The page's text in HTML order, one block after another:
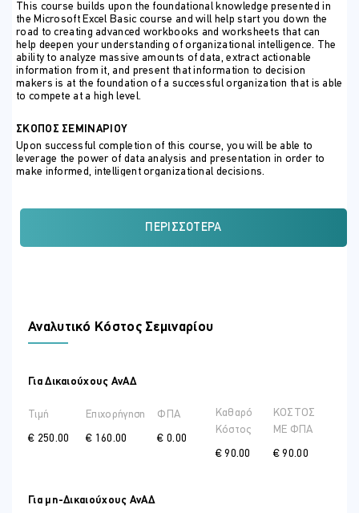
This course builds upon the foundational knowledge presented in
the Microsoft Excel Basic course and will help start you down the
road to creating advanced workbooks and worksheets that can
help deepen your understanding of organizational intelligence. The
ability to analyze massive amounts of data, extract actionable
information from it, and present that information to decision
makers is at the foundation of a successful organization that is able
to compete at a high level.
ΣΚΟΠΟΣ ΣΕΜΙΝΑΡΙΟΥ
Upon successful completion of this course, you will be able to
leverage the power of data analysis and presentation in order to
make informed, intelligent organizational decisions.
Work with lists
ΣΕ ΠΟΙΟΥΣ ΑΠΕΥΘΥΝΕΤΑΙ
This course is designed for students who already have foundational
analyze and present data.
ΠΕΡΙΣΣΌΤΕΡΑ
Αναλυτικό Κόστος Σεμιναρίου
Για Δικαιούχους ΑνΑΔ
Τιμή
€ 250.00
Επιχορήγηση
€ 160.00
ΦΠΑ
€ 0.00
Καθαρό
Κόστος
€ 90.00
ΚΟΣΤΟΣ
ME ΦΠΑ
€ 90.00
Για μη-Δικαιούχους ΑνΑΔ